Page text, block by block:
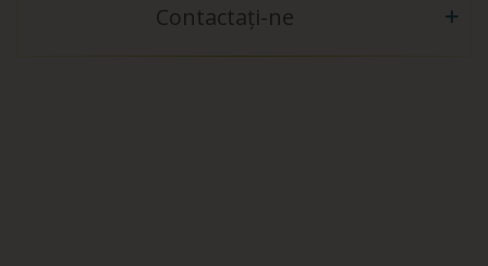
Contactați-ne